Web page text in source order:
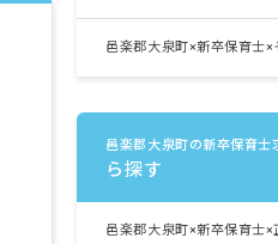
邑楽郡大泉町×新卒保育士×
邑楽郡大泉町の新卒保育士
ら探す
邑楽郡大泉町×新卒保育士×